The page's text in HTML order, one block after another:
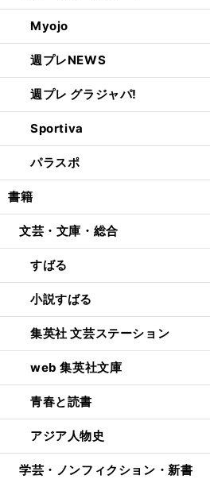
Myojo
週プレNEWS
週プレ グラジャパ!
Sportiva
パラスポ
書籍
文芸・文庫・総合
すばる
小説すばる
集英社 文芸ステーション
web 集英社文庫
青春と読書
アジア人物史
学芸・ノンフィクション・新書